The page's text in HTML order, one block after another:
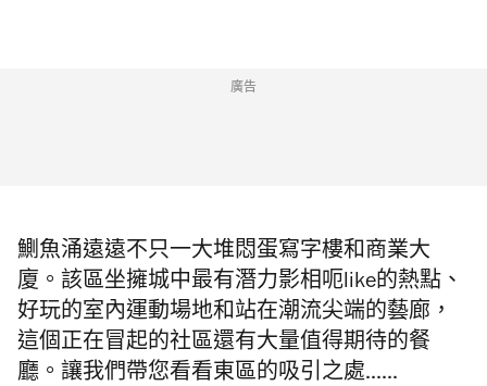
廣告
鰂魚涌遠遠不只一大堆悶蛋寫字樓和商業大
廈。該區坐擁城中最有潛力影相呃like的熱點、
好玩的室內運動場地和站在潮流尖端的藝廊，
這個正在冒起的社區還有大量值得期待的餐
廳。讓我們帶您看看東區的吸引之處......